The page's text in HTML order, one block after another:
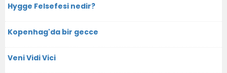
Hygge Felsefesi nedir?
Kopenhag'da bir gecce
Veni Vidi Vici